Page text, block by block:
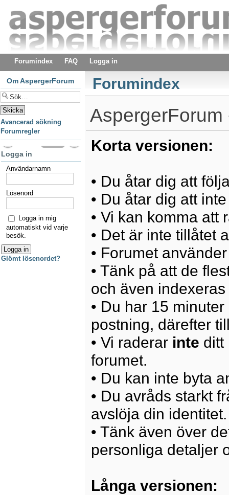
Forumindex FAQ Logga in
Forumindex
AspergerForum
Korta versionen:
• Du åtar dig att
• Du åtar dig att
• Vi kan komma att
• Det är inte tillåtet
• Forumet
• Tänk på att de
och även
• Du har 15
postning, därefter
• Vi raderar inte ditt
forumet.
• Du kan inte byta
• Du avråds starkt
avslöja din identitet.
• Tänk även över
personliga detaljer
Långa versionen:
Om AspergerForum
Avancerad sökning
Forumregler
Logga in
Användarnamn
Lösenord
Logga in mig
automatiskt vid varje
besök.
Glömt lösenordet?